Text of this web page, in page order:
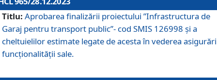
Titlu: Aprobarea finalizării proiectului ”Infrastructura de
Garaj pentru transport public”- cod SMIS 126998 și a
cheltuielilor estimate legate de acesta în vederea
funcționalității sale.